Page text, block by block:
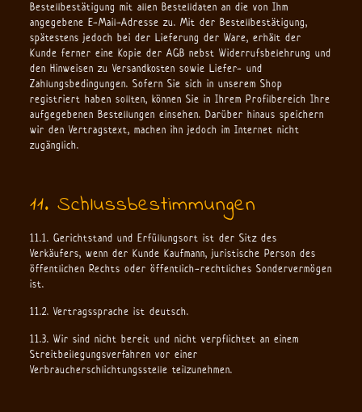
Bestellbestätigung mit allen Bestelldaten an die von Ihm
angegebene E-Mail-Adresse zu. Mit der Bestellbestätigung,
spätestens jedoch bei der Lieferung der Ware, erhält der
Kunde ferner eine Kopie der AGB nebst Widerrufsbelehrung und
den Hinweisen zu Versandkosten sowie Liefer- und
Zahlungsbedingungen. Sofern Sie sich in unserem Shop
registriert haben sollten, können Sie in Ihrem Profilbereich Ihre
aufgegebenen Bestellungen einsehen. Darüber hinaus speichern
wir den Vertragstext, machen ihn jedoch im Internet nicht
zugänglich.
11. Schlussbestimmungen
11.1. Gerichtstand und Erfüllungsort ist der Sitz des
Verkäufers, wenn der Kunde Kaufmann, juristische Person des
öffentlichen Rechts oder öffentlich-rechtliches Sondervermögen
ist.
11.2. Vertragssprache ist deutsch.
11.3. Wir sind nicht bereit und nicht verpflichtet an einem
Streitbeilegungsverfahren vor einer
Verbraucherschlichtungsstelle teilzunehmen.